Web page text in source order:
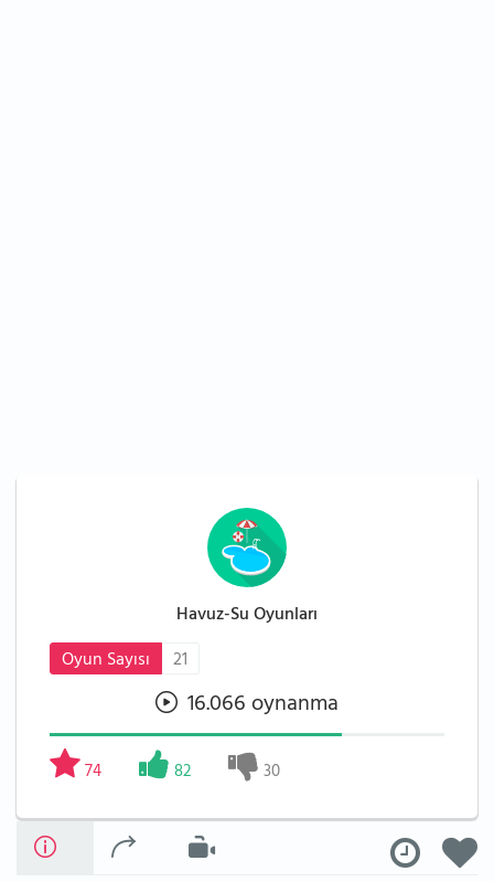
Havuz-Su Oyunları
Oyun Sayısı
21
16.066 oynanma
74 82 30